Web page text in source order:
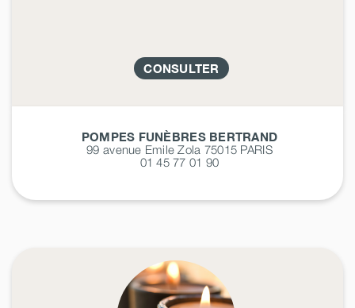
CONSULTER
POMPES FUNÈBRES BERTRAND
99 avenue Emile Zola 75015 PARIS
01 45 77 01 90